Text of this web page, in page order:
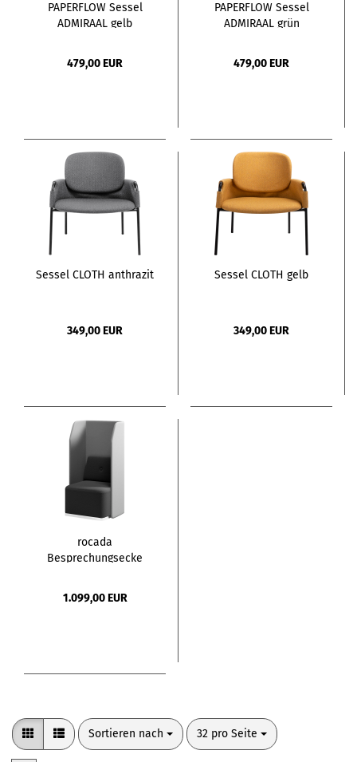
PAPERFLOW Sessel
ADMIRAAL gelb
479,00 EUR
PAPERFLOW Sessel
ADMIRAAL grün
479,00 EUR
Sessel CLOTH anthrazit
349,00 EUR
Sessel CLOTH gelb
349,00 EUR
rocada
Besprechungsecke
1.099,00 EUR
Sortieren nach
Sortieren nach 32 pro Seite
pro Seite